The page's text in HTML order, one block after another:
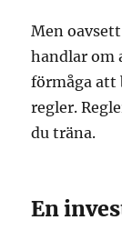
Men
handlar om
förmåga att
regler.
du träna.
En